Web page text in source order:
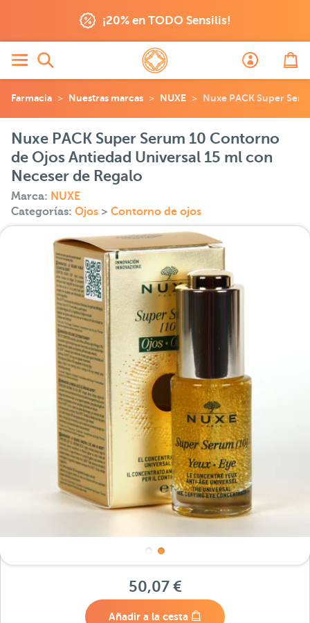
¡20% en TODO Sensilis!
Farmacia Nuestras marcas NUXE Nuxe PACK Super
Nuxe PACK Super Serum 10 Contorno
de Ojos Antiedad Universal 15 ml con
Neceser de Regalo
Marca: NUXE
Categorías: Ojos > Contorno de ojos
50,07 €
Añadir a la cesta